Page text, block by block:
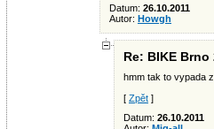
Datum: 26.10.2011
Autor: Howgh
Re: BIKE Brno
hmm tak to vypada
[ Zpět ]
Datum: 26.10.2011